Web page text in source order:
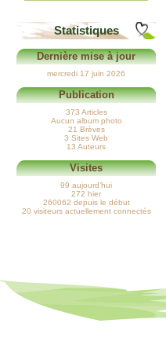
Statistiques
Dernière mise à jour
mercredi 17 juin 2026
Publication
373 Articles
Aucun album photo
21 Brèves
3 Sites Web
13 Auteurs
Visites
99 aujourd’hui
272 hier
260062 depuis le début
20 visiteurs actuellement connectés